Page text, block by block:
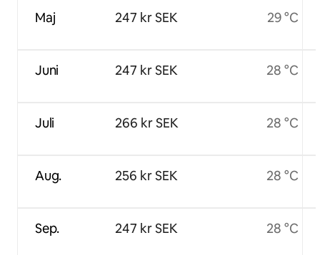
Maj
Juni
Juli
Aug.
Sep.
247 kr SEK
247 kr SEK
266 kr SEK
256 kr SEK
247 kr SEK
29 °C
28 °C
28 °C
28 °C
28 °C